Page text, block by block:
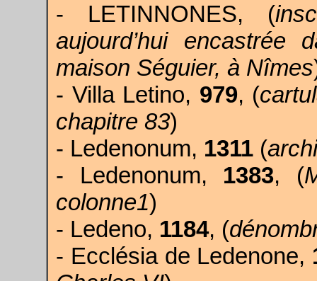
- LETINNONES, (
aujourd’hui
maison Séguier, à Nîmes
- Villa Letino, 979, (
chapitre 83)
- Ledenonum, 1311 (
- Ledenonum, 1383, (
colonne1)
- Ledeno, 1184, (
- Ecclésia de Ledenone,